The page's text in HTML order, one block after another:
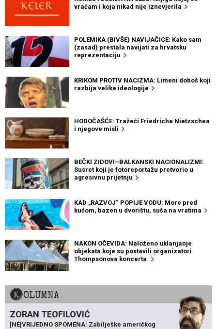
vraćam i koja nikad nije iznevjerila
POLEMIKA (BIVŠE) NAVIJAČICE: Kako sam
(zasad) prestala navijati za hrvatsku
reprezentaciju
KRIKOM PROTIV NACIZMA: Limeni doboš koji
razbija velike ideologije
HODOČAŠĆE: Tražeći Friedricha Nietzschea
i njegove misli
BEČKI ZIDOVI–BALKANSKI NACIONALIZMI:
Susret koji je fotoreportažu pretvorio u
agresivnu prijetnju
KAD „RAZVOJ“ POPIJE VODU: More pred
kućom, bazen u dvorištu, suša na vratima
NAKON OČEVIDA: Naloženo uklanjanje
objekata koje su postavili organizatori
Thompsonova koncerta
KOLUMNA
ZORAN TEOFILOVIĆ
[NE]VRIJEDNO SPOMENA: Zabilješke američkog